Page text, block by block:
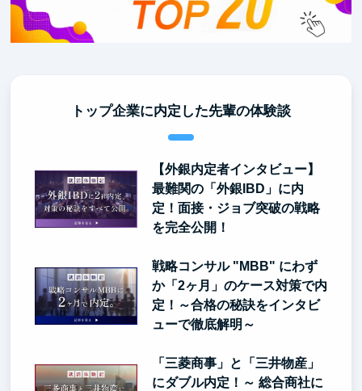
トップ企業に内定した先輩の体験談
【外銀内定者インタビュー】
最難関の「外銀IBD」に内
定！面接・ジョブ突破の戦略
を完全公開！
戦略コンサル "MBB" にわず
か「2ヶ月」のケース対策で内
定！～合格の秘訣をインタビ
ューで徹底解明～
「三菱商事」と「三井物産」
にダブル内定！～ 総合商社に